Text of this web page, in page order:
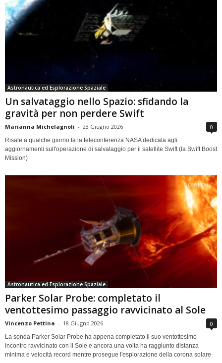
Astronautica ed Esplorazione Spaziale
Un salvataggio nello Spazio: sfidando la
gravità per non perdere Swift
Marianna Michelagnoli - 23 Giugno 2026 0
Risale a qualche giorno fa la teleconferenza NASA dedicata agli
aggiornamenti sull'operazione di salvataggio per il satellite Swift (la Swift Boost
Mission)
Astronautica ed Esplorazione Spaziale
Parker Solar Probe: completato il
ventottesimo passaggio ravvicinato al Sole
Vincenzo Pettina - 18 Giugno 2026 0
La sonda Parker Solar Probe ha appena completato il suo ventottesimo
incontro ravvicinato con il Sole e ancora una volta ha raggiunto distanza
minima e velocità record mentre prosegue l'esplorazione della corona solare